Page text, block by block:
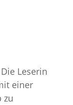
Die Leserin
einer
zu